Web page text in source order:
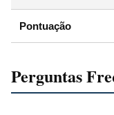
Pontuação
Perguntas